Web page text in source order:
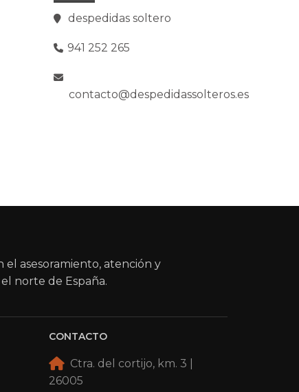
despedidas soltero
941 252 265
contacto@despedidassolteros.es
el asesoramiento, atención y
norte de España.
CONTACTO
Ctra. del cortijo, km. 3 |
26005